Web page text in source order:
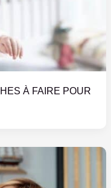
À FAIRE POUR